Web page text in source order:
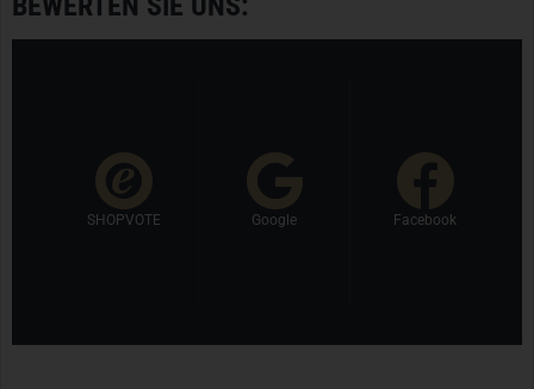
SHOPVOTE Google Facebook